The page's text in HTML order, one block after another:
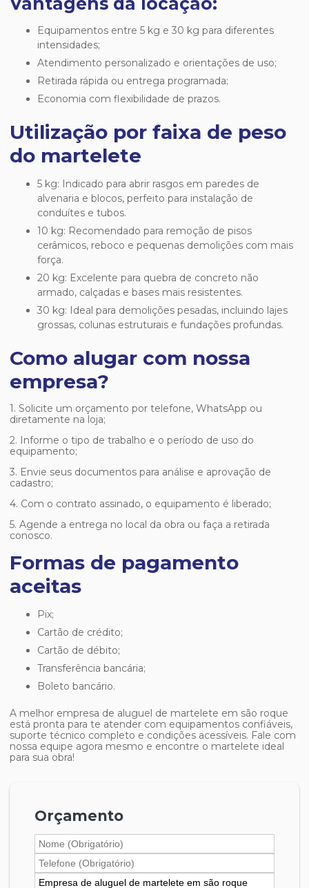
Equipamentos entre 5 kg e 30 kg para diferentes
intensidades;
Atendimento personalizado e orientações de uso;
Retirada rápida ou entrega programada;
Economia com flexibilidade de prazos.
Utilização por faixa de peso
do martelete
5 kg: Indicado para abrir rasgos em paredes de
alvenaria e blocos, perfeito para instalação de
conduítes e tubos.
10 kg: Recomendado para remoção de pisos
cerâmicos, reboco e pequenas demolições com mais
força.
20 kg: Excelente para quebra de concreto não
armado, calçadas e bases mais resistentes.
30 kg: Ideal para demolições pesadas, incluindo lajes
grossas, colunas estruturais e fundações profundas.
Como alugar com nossa
empresa?
1. Solicite um orçamento por telefone, WhatsApp ou
diretamente na loja;
2. Informe o tipo de trabalho e o período de uso do
equipamento;
3. Envie seus documentos para análise e aprovação de
cadastro;
4. Com o contrato assinado, o equipamento é liberado;
5. Agende a entrega no local da obra ou faça a retirada
conosco.
Formas de pagamento
aceitas
Pix;
Cartão de crédito;
Cartão de débito;
Transferência bancária;
Boleto bancário.
A melhor empresa de aluguel de martelete em são roque
está pronta para te atender com equipamentos confiáveis,
suporte técnico completo e condições acessíveis. Fale com
nossa equipe agora mesmo e encontre o martelete ideal
para sua obra!
Orçamento